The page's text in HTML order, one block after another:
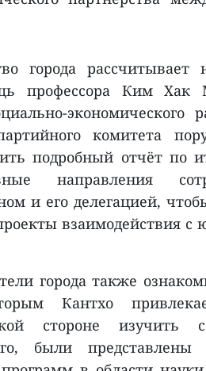
города
профессора Ким
экономического
комитета
подробный отчёт по
направления
и его делегацией,
взаимодействия
города также
Кантхо
стороне изучить
были представлены